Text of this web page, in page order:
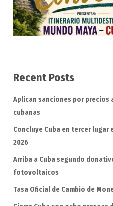
Recent Posts
Aplican sanciones por precios
cubanas
Concluye Cuba en tercer lugar
2026
Arriba a Cuba segundo
fotovoltaicos
Tasa Oficial de Cambio de